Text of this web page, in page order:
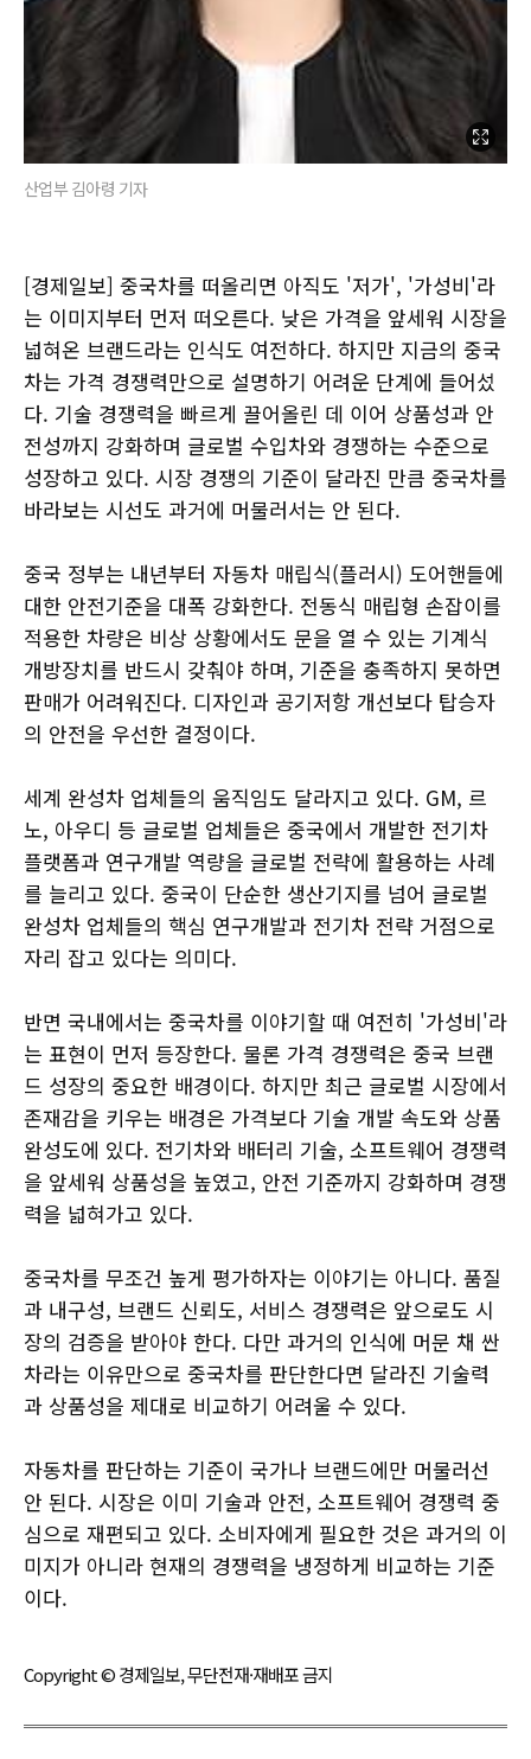
산업부 김아령 기자
[경제일보] 중국차를 떠올리면 아직도 '저가', '가성비'라
는 이미지부터 먼저 떠오른다. 낮은 가격을 앞세워 시장을
넓혀온 브랜드라는 인식도 여전하다. 하지만 지금의 중국
차는 가격 경쟁력만으로 설명하기 어려운 단계에 들어섰
다. 기술 경쟁력을 빠르게 끌어올린 데 이어 상품성과 안
전성까지 강화하며 글로벌 수입차와 경쟁하는 수준으로
성장하고 있다. 시장 경쟁의 기준이 달라진 만큼 중국차를
바라보는 시선도 과거에 머물러서는 안 된다.
중국 정부는 내년부터 자동차 매립식(플러시) 도어핸들에
대한 안전기준을 대폭 강화한다. 전동식 매립형 손잡이를
적용한 차량은 비상 상황에서도 문을 열 수 있는 기계식
개방장치를 반드시 갖춰야 하며, 기준을 충족하지 못하면
판매가 어려워진다. 디자인과 공기저항 개선보다 탑승자
의 안전을 우선한 결정이다.
세계 완성차 업체들의 움직임도 달라지고 있다. GM, 르
노, 아우디 등 글로벌 업체들은 중국에서 개발한 전기차
플랫폼과 연구개발 역량을 글로벌 전략에 활용하는 사례
를 늘리고 있다. 중국이 단순한 생산기지를 넘어 글로벌
완성차 업체들의 핵심 연구개발과 전기차 전략 거점으로
자리 잡고 있다는 의미다.
반면 국내에서는 중국차를 이야기할 때 여전히 '가성비'라
는 표현이 먼저 등장한다. 물론 가격 경쟁력은 중국 브랜
드 성장의 중요한 배경이다. 하지만 최근 글로벌 시장에서
존재감을 키우는 배경은 가격보다 기술 개발 속도와 상품
완성도에 있다. 전기차와 배터리 기술, 소프트웨어 경쟁력
을 앞세워 상품성을 높였고, 안전 기준까지 강화하며 경쟁
력을 넓혀가고 있다.
중국차를 무조건 높게 평가하자는 이야기는 아니다. 품질
과 내구성, 브랜드 신뢰도, 서비스 경쟁력은 앞으로도 시
장의 검증을 받아야 한다. 다만 과거의 인식에 머문 채 싼
차라는 이유만으로 중국차를 판단한다면 달라진 기술력
과 상품성을 제대로 비교하기 어려울 수 있다.
자동차를 판단하는 기준이 국가나 브랜드에만 머물러선
안 된다. 시장은 이미 기술과 안전, 소프트웨어 경쟁력 중
심으로 재편되고 있다. 소비자에게 필요한 것은 과거의 이
미지가 아니라 현재의 경쟁력을 냉정하게 비교하는 기준
이다.
Copyright © 경제일보, 무단전재·재배포 금지